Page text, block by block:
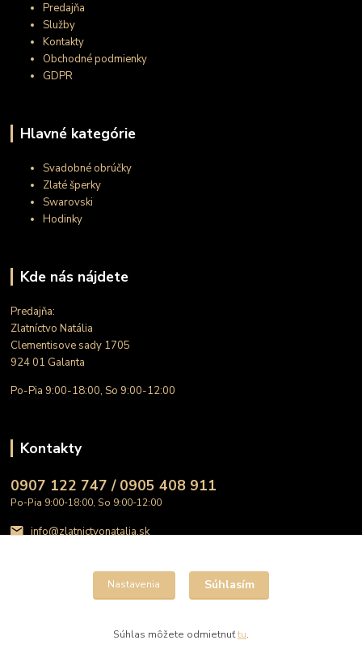
Predajňa
Služby
Kontakty
Obchodné podmienky
GDPR
Hlavné kategórie
Svadobné obrúčky
Zlaté šperky
Swarovski
Hodinky
Kde nás nájdete
Predajňa:
Zlatníctvo Natália
Clementisove sady 1705
924 01 Galanta
Po-Pia 9:00-18:00, So 9:00-12:00
Kontakty
0907 122 747 / 0905 408 911
Po-Pia 9:00-18:00, So 9:00-12:00
info@zlatnictvonatalia.sk
Nastavenia Súhlasím
Súhlas môžete odmietnuťtu.